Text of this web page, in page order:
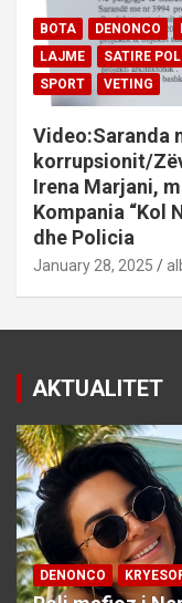
BOTA DENONCO
LAJME
SATIRE
SPORT
VETING
Video:Saranda
korrupsionit/
Irena Marjani,
Kompania “Kol
dhe Policia
January 28, 2025
AKTUALITET
DENONCO